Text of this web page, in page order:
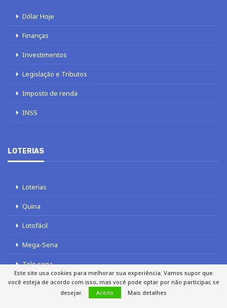
Dólar Hoje
Finanças
Investimentos
Legislação e Tributos
Imposto de renda
INSS
LOTERIAS
Loterias
Quina
Lotofácil
Mega-Sena
Tele sena
Este site usa cookies para melhorar sua experiência. Vamos supor que
você esteja de acordo com isso, mas você pode optar por não participar, se
desejar.
Aceito Mais detalhes